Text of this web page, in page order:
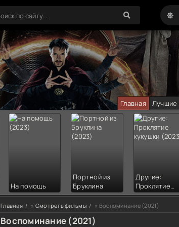
Главная Лучшие
На помощь
Портной из
Бруклина
Другие:
Проклятие
кукушки
Главная » Смотреть фильмы » Воспоминание (2021)
Воспоминание (2021)